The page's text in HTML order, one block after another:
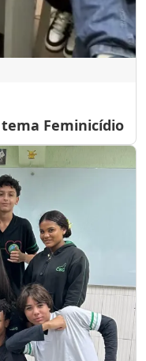
Feminicídio